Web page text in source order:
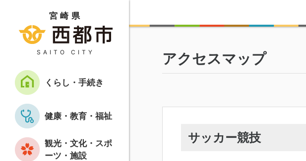
宮崎県
SAITO CITY
くらし・手続き
健康・教育・福祉
観光・文化・スポ
ーツ・施設
アクセスマップ
サッカー競技